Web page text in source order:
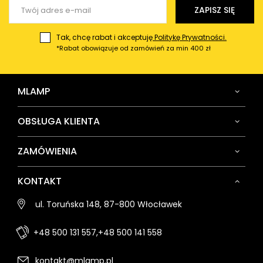
ZAPISZ SIĘ
Tak, chcę rabat i akceptujęPolitykę Prywatności.
*Rabat obowiązuje od zamówień za min 400 zł
MLAMP
OBSŁUGA KLIENTA
ZAMÓWIENIA
KONTAKT
ul. Toruńska 148, 87-800 Włocławek
+48 500 131 557,+48 500 141 558
kontakt@mlamp.pl